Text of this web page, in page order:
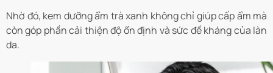
Nhờ đó, kem dưỡng ẩm trà xanh không chỉ giúp cấp ẩm mà
còn góp phần cải thiện độ ổn định và sức đề kháng của làn
da.